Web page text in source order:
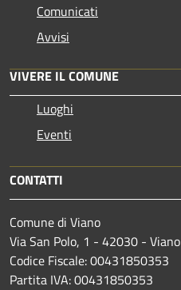
Comunicati
Avvisi
VIVERE IL COMUNE
Luoghi
Eventi
CONTATTI
Comune di Viano
Via San Polo, 1 - 42030 - Viano
Codice Fiscale: 00431850353
Partita IVA: 00431850353